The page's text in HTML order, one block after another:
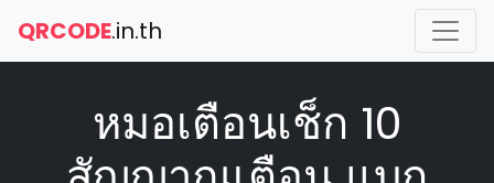
QRCODE.in.th
หมอเตือนเช็ก 10